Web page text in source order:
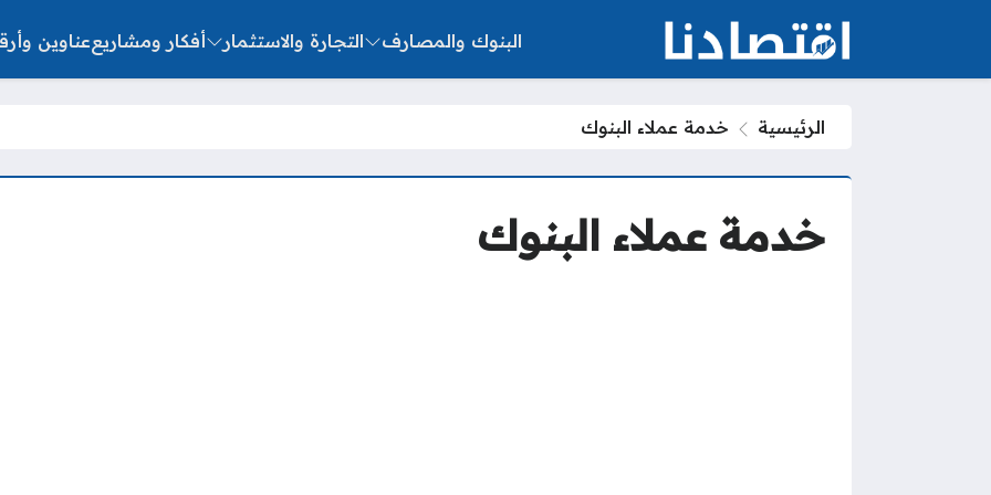
البنوك والمصارف التجارة والاستثمار أفكار ومشاريععناوين
الرئيسية خدمة عملاء البنوك
خدمة عملاء البنوك